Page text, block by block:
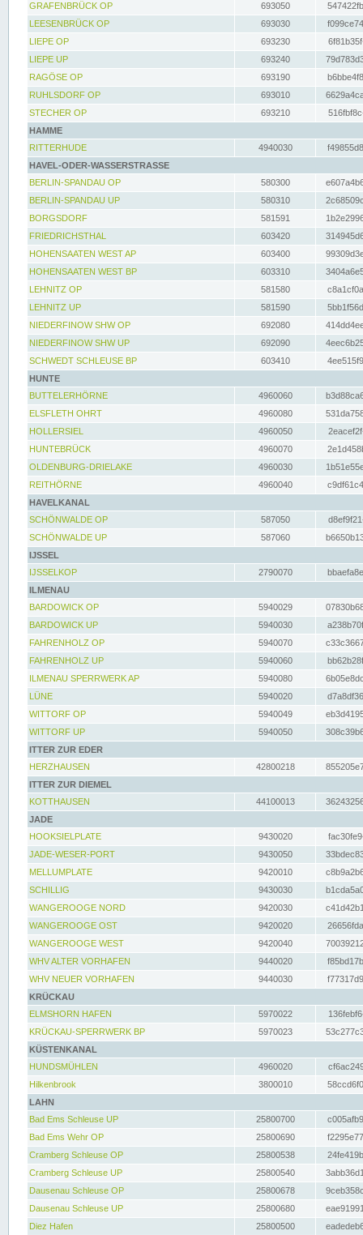
GRAFENBRÜCK OP
693050
LEESENBRÜCK OP
693030
LIEPE OP
693230
LIEPE UP
693240
RAGÖSE OP
693190
RUHLSDORF OP
693010
STECHER OP
693210
HAMME
RITTERHUDE
4940030
HAVEL-ODER-WASSERSTRASSE
BERLIN-SPANDAU OP
580300
BERLIN-SPANDAU UP
580310
BORGSDORF
581591
FRIEDRICHSTHAL
603420
HOHENSAATEN WEST AP
603400
HOHENSAATEN WEST BP
603310
LEHNITZ OP
581580
LEHNITZ UP
581590
NIEDERFINOW SHW OP
692080
NIEDERFINOW SHW UP
692090
SCHWEDT SCHLEUSE BP
603410
HUNTE
BUTTELERHÖRNE
4960060
ELSFLETH OHRT
4960080
HOLLERSIEL
4960050
HUNTEBRÜCK
4960070
OLDENBURG-DRIELAKE
4960030
REITHÖRNE
4960040
HAVELKANAL
SCHÖNWALDE OP
587050
SCHÖNWALDE UP
587060
IJSSEL
IJSSELKOP
2790070
ILMENAU
BARDOWICK OP
5940029
BARDOWICK UP
5940030
FAHRENHOLZ OP
5940070
FAHRENHOLZ UP
5940060
ILMENAU SPERRWERK AP
5940080
LÜNE
5940020
WITTORF OP
5940049
WITTORF UP
5940050
ITTER ZUR EDER
HERZHAUSEN
42800218
ITTER ZUR DIEMEL
KOTTHAUSEN
44100013
JADE
HOOKSIELPLATE
9430020
JADE-WESER-PORT
9430050
MELLUMPLATE
9420010
SCHILLIG
9430030
WANGEROOGE NORD
9420030
WANGEROOGE OST
9420020
WANGEROOGE WEST
9420040
WHV ALTER VORHAFEN
9440020
WHV NEUER VORHAFEN
9440030
KRÜCKAU
ELMSHORN HAFEN
5970022
KRÜCKAU-SPERRWERK BP
5970023
KÜSTENKANAL
HUNDSMÜHLEN
4960020
Hilkenbrook
3800010
LAHN
Bad Ems Schleuse UP
25800700
Bad Ems Wehr OP
25800690
Cramberg Schleuse OP
25800538
Cramberg Schleuse UP
25800540
Dausenau Schleuse OP
25800678
Dausenau Schleuse UP
25800680
Diez Hafen
25800500